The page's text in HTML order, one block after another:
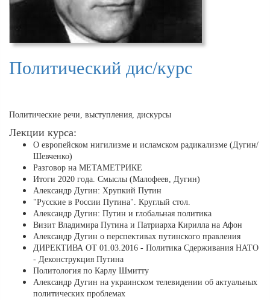
Политический дис/курс
Политические речи, выступления, дискурсы
Лекции курса:
О европейском нигилизме и исламском радикализме (Дугин/
Шевченко)
Разговор на МЕТАМЕТРИКЕ
Итоги 2020 года. Смыслы (Малофеев, Дугин)
Александр Дугин: Хрупкий Путин
"Русские в России Путина". Круглый стол.
Александр Дугин: Путин и глобальная политика
Визит Владимира Путина и Патриарха Кирилла на Афон
Александр Дугин о перспективах путинского правления
ДИРЕКТИВА ОТ 01.03.2016 - Политика Сдерживания НАТО
- Деконструкция Путина
Политология по Карлу Шмитту
Александр Дугин на украинском телевидении об актуальных
политических проблемах